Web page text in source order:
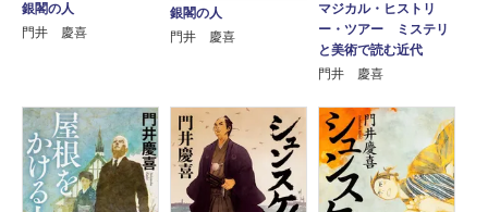
銀閣の人
門井 慶喜
銀閣の人
門井 慶喜
マジカル・ヒストリ
ー・ツアー ミステリ
と美術で読む近代
門井 慶喜